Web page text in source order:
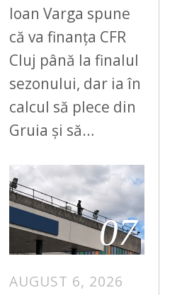
Ioan Varga spune
că va finanța CFR
Cluj până la finalul
sezonului, dar ia în
calcul să plece din
Gruia și să…
07
AUGUST 6, 2026